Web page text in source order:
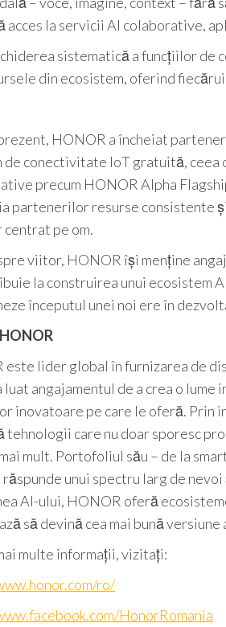
acces la servicii AI colaborative,
sistematică a funcțiilor
din ecosistem, oferind
HONOR a încheiat
de conectivitate IoT gratuită,
precum HONOR Alpha
partenerilor resurse consistente
pe om.
viitor, HONOR își menține
la construirea unui ecosistem
începutul unei noi ere în
este lider global în furnizarea de
luat angajamentul de a crea o
inovatoare pe care le oferă. Prin
tehnologii care nu doar sporesc
mult. Portofoliul său – de la
răspunde unui spectru larg de
AI-ului, HONOR oferă
să devină cea mai bună versiune
multe informații, vizitați:
ro/
HonorRomania